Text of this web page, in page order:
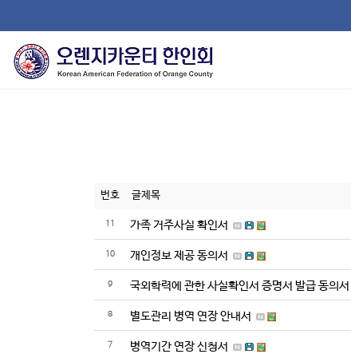
번호 글제목
11 가족 거주사실 확인서
10 개인정보 제공 동의서
9 국외학력에 관한 사실확인서 증명서 발급 동의서
8 별도관리 병역 연장 안내서
7 병역기간 연장 신청서